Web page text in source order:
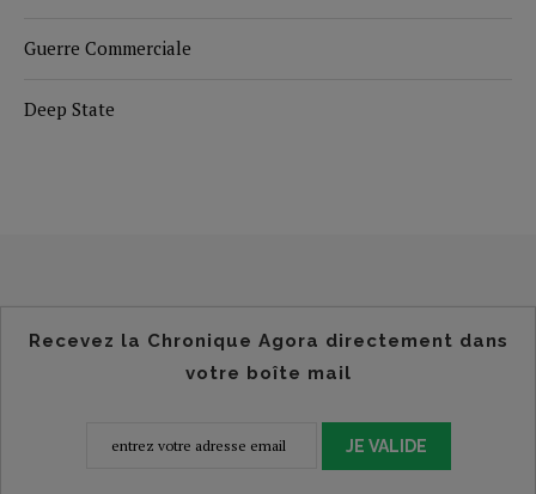
Guerre Commerciale
Deep State
Recevez la Chronique Agora directement dans
votre boîte mail
JE VALIDE